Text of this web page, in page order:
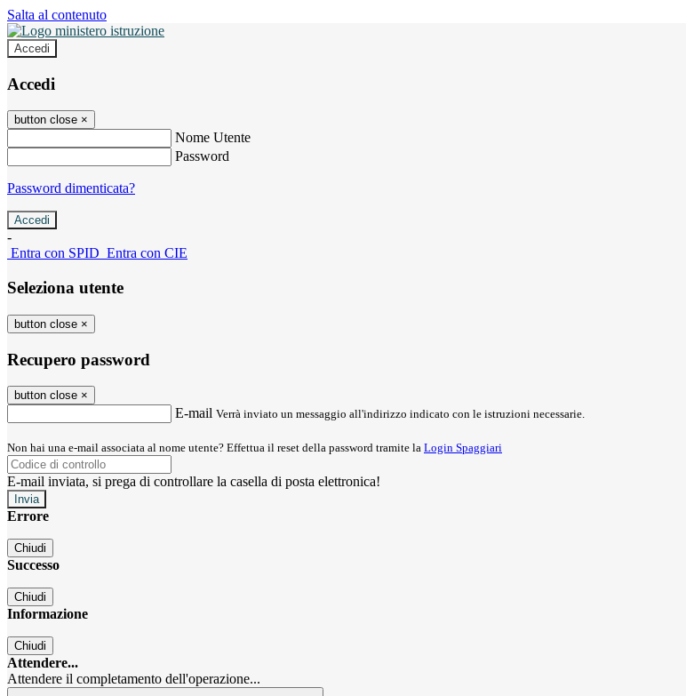
Salta al contenuto
Accedi
Accedi
button close ×
Nome Utente
Password
Password dimenticata?
-
Entra con SPID Entra con CIE
Seleziona utente
button close ×
Recupero password
button close ×
E-mail Verrà inviato un messaggio all'indirizzo indicato con le istruzioni necessarie.
Non hai una e-mail associata al nome utente? Effettua il reset della password tramite la Login Spaggiari
E-mail inviata, si prega di controllare la casella di posta elettronica!
Errore
Chiudi
Successo
Chiudi
Informazione
Chiudi
Attendere...
Attendere il completamento dell'operazione...